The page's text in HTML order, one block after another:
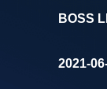
BOSS
2021-